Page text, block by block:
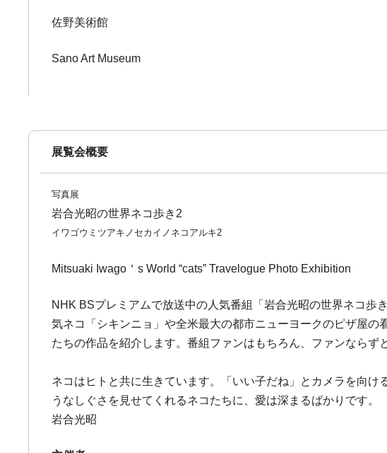
佐野美術館
Sano Art Museum
展覧会概要
写真展
岩合光昭の世界ネコ歩き2
イワゴウミツアキノセカイノネコアルキ2
Mitsuaki Iwago＇s World “cats” Travelogue Photo Exhibition
NHK BSプレミアムで放送中の人気番組「岩合光昭の世界ネコ歩
気ネコ「シキンニョ」や全米最大の都市ニューヨークのピザ屋
たちの作品を紹介します。番組ファンはもちろん、ファンならず
ネコはヒトと共に生きています。「いい子だね」とカメラを向
うなしぐさを見せてくれるネコたちに、愛は深まるばかりです。
岩合光昭